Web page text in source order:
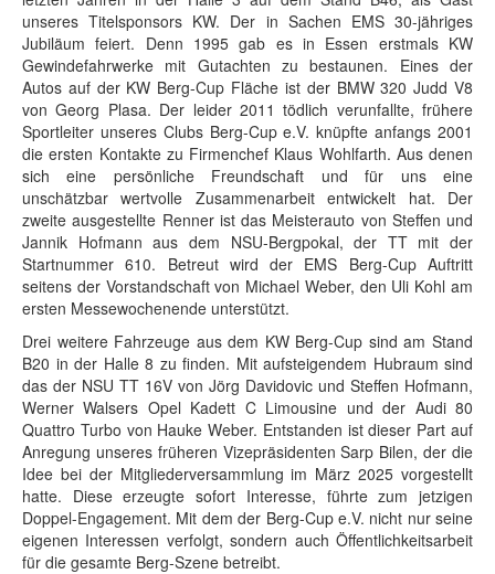
unseres Titelsponsors KW. Der in Sachen EMS 30-jähriges
Jubiläum feiert. Denn 1995 gab es in Essen erstmals KW
Gewindefahrwerke mit Gutachten zu bestaunen. Eines der
Autos auf der KW Berg-Cup Fläche ist der BMW 320 Judd V8
von Georg Plasa. Der leider 2011 tödlich verunfallte, frühere
Sportleiter unseres Clubs Berg-Cup e.V. knüpfte anfangs 2001
die ersten Kontakte zu Firmenchef Klaus Wohlfarth. Aus denen
sich eine persönliche Freundschaft und für uns eine
unschätzbar wertvolle Zusammenarbeit entwickelt hat. Der
zweite ausgestellte Renner ist das Meisterauto von Steffen und
Jannik Hofmann aus dem NSU-Bergpokal, der TT mit der
Startnummer 610. Betreut wird der EMS Berg-Cup Auftritt
seitens der Vorstandschaft von Michael Weber, den Uli Kohl am
ersten Messewochenende unterstützt.
Drei weitere Fahrzeuge aus dem KW Berg-Cup sind am Stand
B20 in der Halle 8 zu finden. Mit aufsteigendem Hubraum sind
das der NSU TT 16V von Jörg Davidovic und Steffen Hofmann,
Werner Walsers Opel Kadett C Limousine und der Audi 80
Quattro Turbo von Hauke Weber. Entstanden ist dieser Part auf
Anregung unseres früheren Vizepräsidenten Sarp Bilen, der die
Idee bei der Mitgliederversammlung im März 2025 vorgestellt
hatte. Diese erzeugte sofort Interesse, führte zum jetzigen
Doppel-Engagement. Mit dem der Berg-Cup e.V. nicht nur seine
eigenen Interessen verfolgt, sondern auch Öffentlichkeitsarbeit
für die gesamte Berg-Szene betreibt.